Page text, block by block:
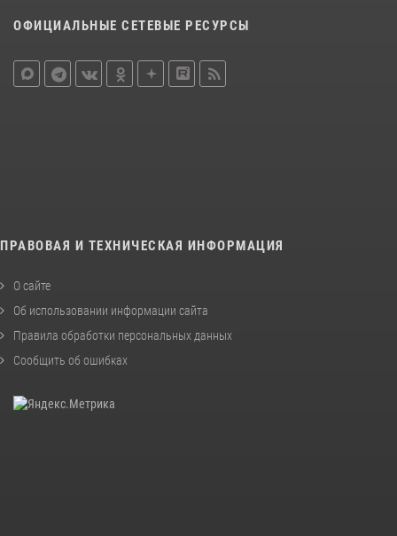
ОФИЦИАЛЬНЫЕ СЕТЕВЫЕ РЕСУРСЫ
ПРАВОВАЯ И ТЕХНИЧЕСКАЯ ИНФОРМАЦИЯ
О сайте
Об использовании информации сайта
Правила обработки персональных данных
Сообщить об ошибках